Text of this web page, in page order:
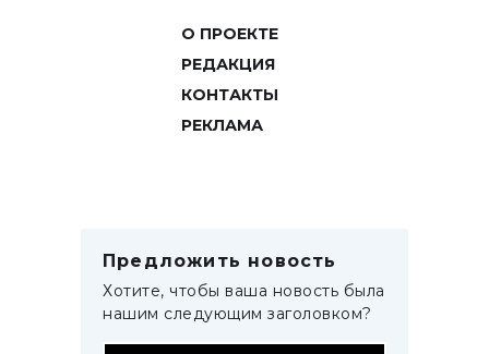
О ПРОЕКТЕ
РЕДАКЦИЯ
КОНТАКТЫ
РЕКЛАМА
Предложить новость
Хотите, чтобы ваша новость была
нашим следующим заголовком?